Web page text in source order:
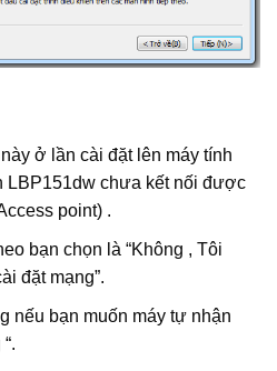
ở lần cài đặt lên máy tính
LBP151dw chưa kết nối được
point) .
bạn chọn là “Không , Tôi
đặt mạng”.
nếu bạn muốn máy tự nhận